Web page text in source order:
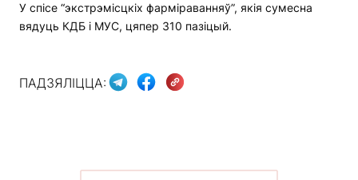
У спісе “экстрэмісцкіх фарміраванняў”, якія сумесна
вядуць КДБ і МУС, цяпер 310 пазіцый.
ПАДЗЯЛІЦЦА: